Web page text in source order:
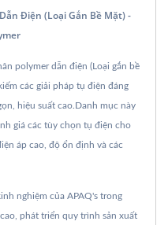
Điện (Loại Gắn Bề Mặt) -
polymer dẫn điện (Loại gắn bề
các giải pháp tụ điện đáng
hiệu suất cao.Danh mục này
giá các tùy chọn tụ điện cho
áp cao, độ ổn định và các
nghiệm của APAQ's trong
phát triển quy trình sản xuất